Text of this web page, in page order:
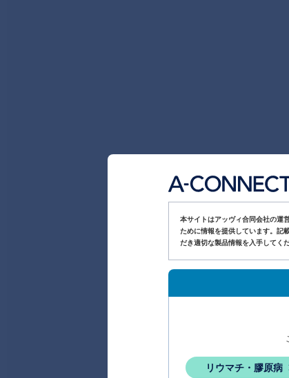
本サイトはアッヴィ合同会社の運
ために情報を提供しています。記
だき適切な製品情報を入手してくだ
リウマチ・膠原病